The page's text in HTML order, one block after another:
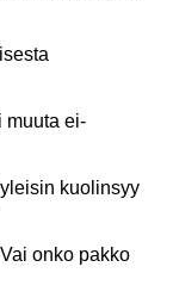
muuta ei-
kuolinsyy
onko pakko